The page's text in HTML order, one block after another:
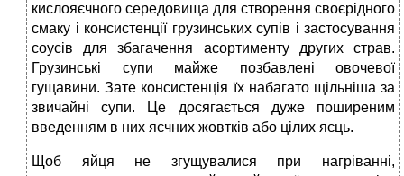
кислояєчного середовища для створення своєрідного
смаку і консистенції грузинських супів і застосування
соусів для збагачення асортименту других страв.
Грузинські супи майже позбавлені овочевої
гущавини. Зате консистенція їх набагато щільніша за
звичайні супи. Це досягається дуже поширеним
введенням в них яєчних жовтків або цілих яєць.
Щоб яйця не згущувалися при нагріванні,